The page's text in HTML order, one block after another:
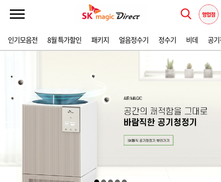
인기모음전 8월 특가할인 패키지 얼음정수기 정수기 비데 공